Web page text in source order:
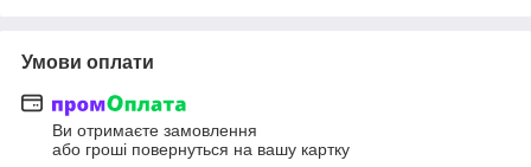
Умови оплати
Ви отримаєте замовлення
або гроші повернуться на вашу картку